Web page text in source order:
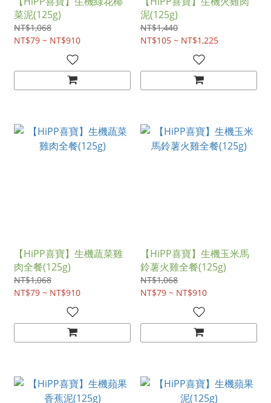
菜泥(125g)
NT$1,068
NT$79 ~ NT$910
泥(125g)
NT$1,440
NT$105 ~ NT$1,225
【HiPP喜寶】生機蔬菜雞
肉全餐(125g)
NT$1,068
NT$79 ~ NT$910
【HiPP喜寶】生機玉米馬
鈴薯火雞全餐(125g)
NT$1,068
NT$79 ~ NT$910